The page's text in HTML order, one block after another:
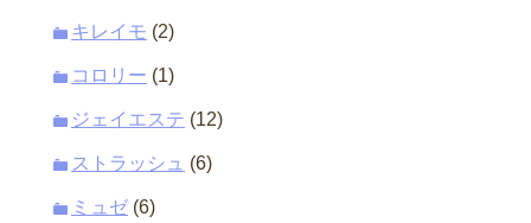
キレイモ (2)
コロリー (1)
ジェイエステ (12)
ストラッシュ (6)
ミュゼ (6)